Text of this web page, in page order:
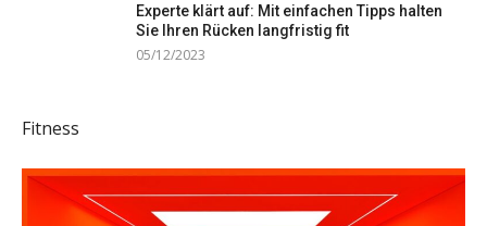
Experte klärt auf: Mit einfachen Tipps halten
Sie Ihren Rücken langfristig fit
05/12/2023
Fitness